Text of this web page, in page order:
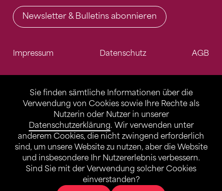
Sie finden sämtliche Informationen über die
Verwendung von Cookies sowie Ihre Rechte als
Nutzerin oder Nutzer in unserer
Datenschutzerklärung. Wir verwenden unter
anderem Cookies, die nicht zwingend erforderlich
sind, um unsere Website zu nutzen, aber die Website
und insbesondere Ihr Nutzererlebnis verbessern.
Sind Sie mit der Verwendung solcher Cookies
einverstanden?
Newsletter & Bulletins abonnieren
Impressum Datenschutz AGB